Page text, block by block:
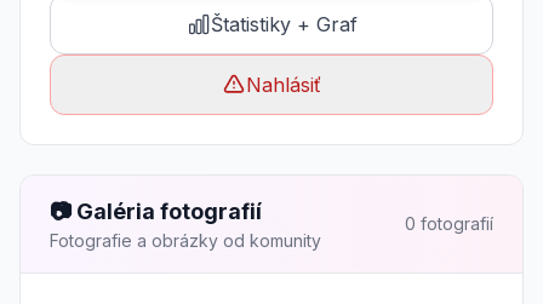
Štatistiky + Graf
Nahlásiť
📷 Galéria fotografií
Fotografie a obrázky od komunity
0 fotografií